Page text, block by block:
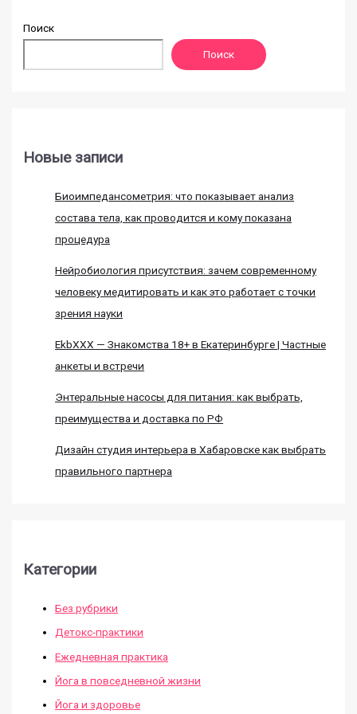
Поиск
Поиск
Новые записи
Биоимпедансометрия: что показывает анализ
состава тела, как проводится и кому показана
процедура
Нейробиология присутствия: зачем современному
человеку медитировать и как это работает с точки
зрения науки
EkbXXX — Знакомства 18+ в Екатеринбурге | Частные
анкеты и встречи
Энтеральные насосы для питания: как выбрать,
преимущества и доставка по РФ
Дизайн студия интерьера в Хабаровске как выбрать
правильного партнера
Категории
Без рубрики
Детокс-практики
Ежедневная практика
Йога в повседневной жизни
Йога и здоровье